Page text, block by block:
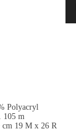
Polyacryl
105 m
cm 19 M x 26 R